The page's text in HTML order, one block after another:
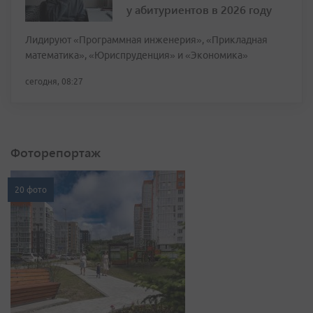
у абитуриентов в 2026 году
Лидируют «Программная инженерия», «Прикладная
математика», «Юриспруденция» и «Экономика»
сегодня, 08:27
Фоторепортаж
20 фото